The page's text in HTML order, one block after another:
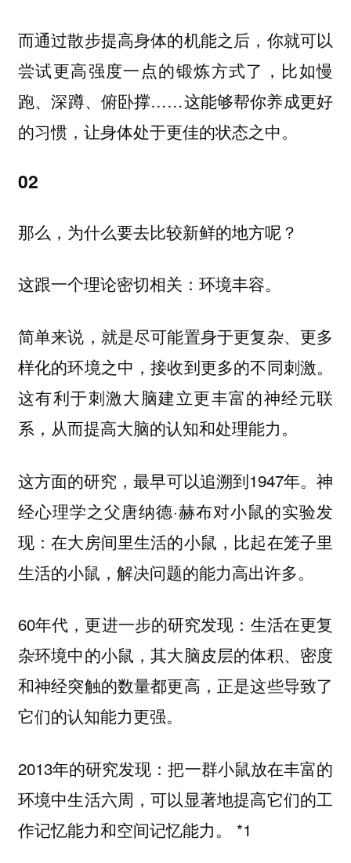
而通过散步提高身体的机能之后，你就可以
尝试更高强度一点的锻炼方式了，比如慢
跑、深蹲、俯卧撑……这能够帮你养成更好
的习惯，让身体处于更佳的状态之中。
02
那么，为什么要去比较新鲜的地方呢？
这跟一个理论密切相关： 环境丰容。
简单来说，就是尽可能置身于更复杂、更多
样化的环境之中，接收到更多的不同刺激。
这有利于刺激大脑建立更丰富的神经元联
系，从而提高大脑的认知和处理能力。
这方面的研究，最早可以追溯到1947年。神
经心理学之父唐纳德·赫布对小鼠的实验发
现：在大房间里生活的小鼠，比起在笼子里
生活的小鼠，解决问题的能力高出许多。
60年代，更进一步的研究发现：生活在更复
杂环境中的小鼠，其大脑皮层的体积、密度
和神经突触的数量都更高，正是这些导致了
它们的认知能力更强。
2013年的研究发现：把一群小鼠放在丰富的
环境中生活六周，可以显著地提高它们的工
作记忆能力和空间记忆能力。 *1